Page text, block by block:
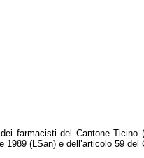
dei farmacisti del Cantone
1989 (LSan) e dell’articolo 59